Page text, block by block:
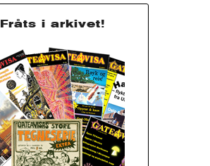
Fråts i arkivet!